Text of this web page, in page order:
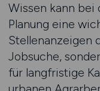
Wissen kann bei
Planung eine
Stellenanzeigen
Jobsuche,
für langfristige